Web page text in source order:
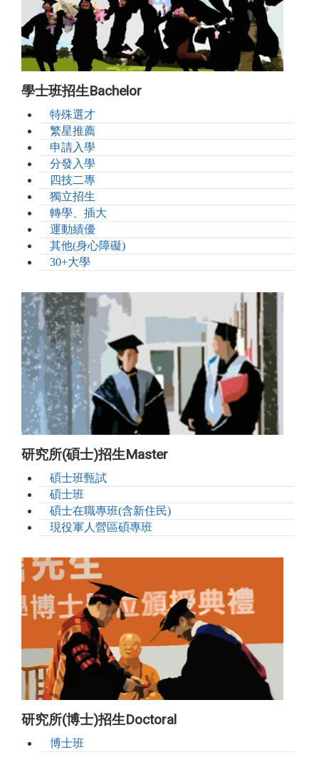
學士班招生Bachelor
特殊選才
繁星推薦
申請入學
分發入學
四技二專
獨立招生
轉學、插大
運動績優
其他(身心障礙)
30+大學
研究所(碩士)招生Master
碩士班甄試
碩士班
碩士在職專班(含新住民)
現役軍人營區碩專班
研究所(博士)招生Doctoral
博士班